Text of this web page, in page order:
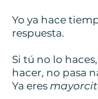
Yo ya hace
respuesta.
Si tú no lo
hacer, no pasa
Ya eres